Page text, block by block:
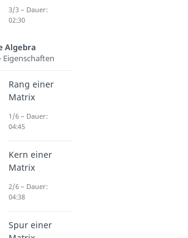
3/3 – Dauer:
02:30
Algebra
Eigenschaften
Rang einer
Matrix
1/6 – Dauer:
04:45
Kern einer
Matrix
2/6 – Dauer:
04:38
Spur einer